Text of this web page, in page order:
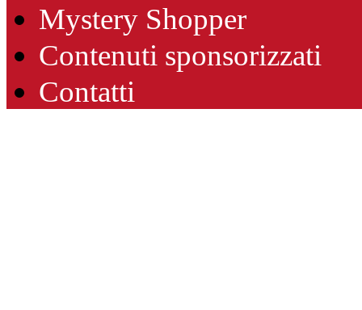
Mystery Shopper
Contenuti sponsorizzati
Contatti